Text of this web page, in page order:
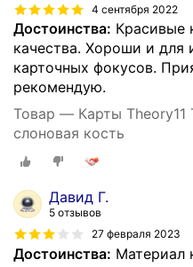
4 сентября 2022
Достоинства: Красивые
качества. Хороши и для
карточных фокусов.
рекомендую.
Товар — Карты Theory11
слоновая кость
Давид Г.
5 отзывов
27 февраля 2023
Достоинства: Материал